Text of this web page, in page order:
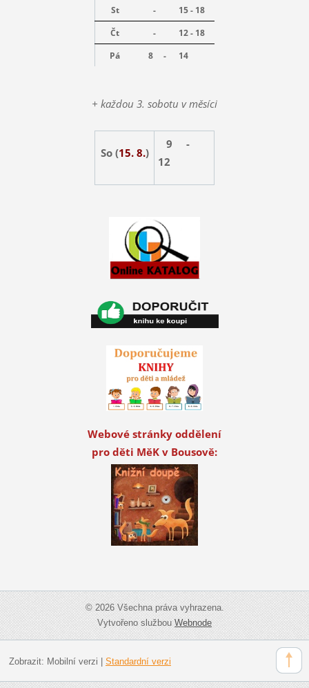
St
-
15 - 18
Čt
-
12 - 18
Pá
8 - 14
+ každou 3. sobotu v měsíci
So (15. 8.)
9 -
12
Webové stránky oddělení
pro děti MěK v Bousově:
© 2026 Všechna práva vyhrazena.
Vytvořeno službouWebnode
Zobrazit: Mobilní verzi Standardní verzi